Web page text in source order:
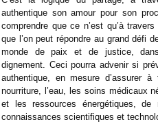
authentique son amour pour son
comprendre que ce n’est qu’à
que l’on peut répondre au grand défi
monde de paix et de justice,
dignement. Ceci pourra advenir si
authentique, en mesure d’assurer
nourriture, l’eau, les soins médicaux
et les ressources énergétiques,
connaissances scientifiques et